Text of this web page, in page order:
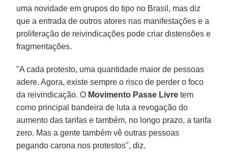
uma novidade em grupos do tipo no Brasil, mas diz
que a entrada de outros atores nas manifestações e a
proliferação de reivindicações pode criar distensões e
fragmentações.
"A cada protesto, uma quantidade maior de pessoas
adere. Agora, existe sempre o risco de perder o foco
da reivindicação. O Movimento Passe Livre tem
como principal bandeira de luta a revogação do
aumento das tarifas e também, no longo prazo, a tarifa
zero. Mas a gente também vê outras pessoas
pegando carona nos protestos", diz.